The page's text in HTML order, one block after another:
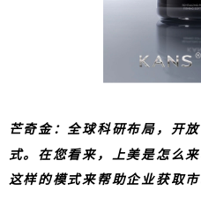
芒奇金：全球科研布局，开
式。在您看来，上美是怎么
这样的模式来帮助企业获取市